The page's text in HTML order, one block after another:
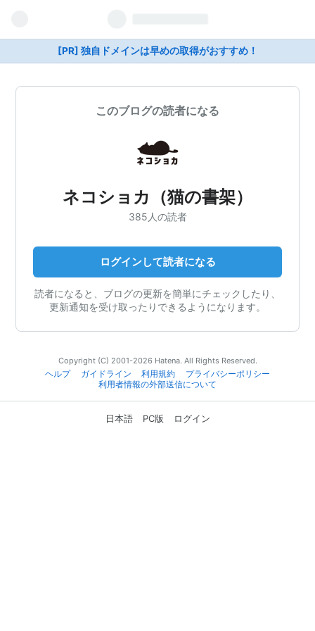
[PR] 独自ドメインは早めの取得がおすすめ！
このブログの読者になる
ネコショカ（猫の書架）
385人の読者
ログインして読者になる
読者になると、ブログの更新を簡単にチェックしたり、
更新通知を受け取ったりできるようになります。
Copyright (C) 2001-2026 Hatena. All Rights Reserved.
ヘルプ
ガイドライン 利用規約
プライバシーポリシー
利用者情報の外部送信について
日本語 PC版 ログイン